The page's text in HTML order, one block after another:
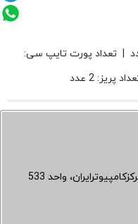
1.8 متر | تعداد پورت: 5 عدد | تعداد پورت تایپ سی:
واحد 533